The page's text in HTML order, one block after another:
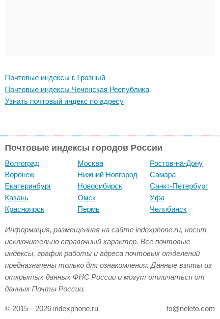
Почтовые индексы г. Грозный
Почтовые индексы Чеченская Республика
Узнать почтовый индекс по адресу
Почтовые индексы городов России
Волгоград
Воронеж
Екатеринбург
Казань
Красноярск
Москва
Нижний Новгород
Новосибирск
Омск
Пермь
Ростов-на-Дону
Самара
Санкт-Петербург
Уфа
Челябинск
Информация, размещенная на сайте indexphone.ru, носит
исключительно справочный характер. Все почтовые
индексы, график работы и адреса почтовых отделений
предназначены только для ознакомления. Данные взяты из
открытых данных ФНС России и могут отличаться от
данных Почты России.
© 2015—2026 indexphone.ru to@neleto.com